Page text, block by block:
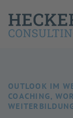
OUTLOOK IM
COACHING,